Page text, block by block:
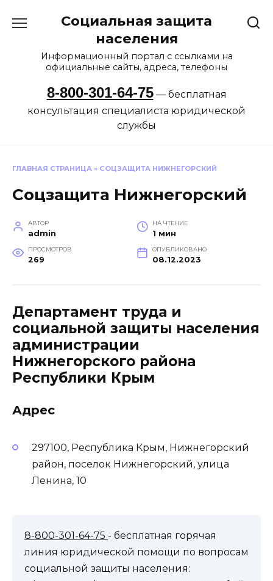
Социальная защита
населения
Информационный портал с ссылками на
официальные сайты, адреса, телефоны
8-800-301-64-75— бесплатная
консультация специалиста юридической
службы
ГЛАВНАЯ СТРАНИЦА » СОЦЗАЩИТА НИЖНЕГОРСКИЙ
Соцзащита Нижнегорский
АВТОР
admin
НА ЧТЕНИЕ
1 мин
ПРОСМОТРОВ
269
ОПУБЛИКОВАНО
08.12.2023
Департамент труда и
социальной защиты населения
администрации
Нижнегорского района
Республики Крым
Адрес
297100, Республика Крым, Нижнегорский
район, поселок Нижнегорский, улица
Ленина, 10
8-800-301-64-75 - бесплатная горячая
линия юридической помощи по вопросам
социальной защиты населения: